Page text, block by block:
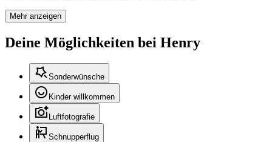
Mehr anzeigen
Deine Möglichkeiten bei Henry
Sonderwünsche
Kinder willkommen
Luftfotografie
Schnupperflug